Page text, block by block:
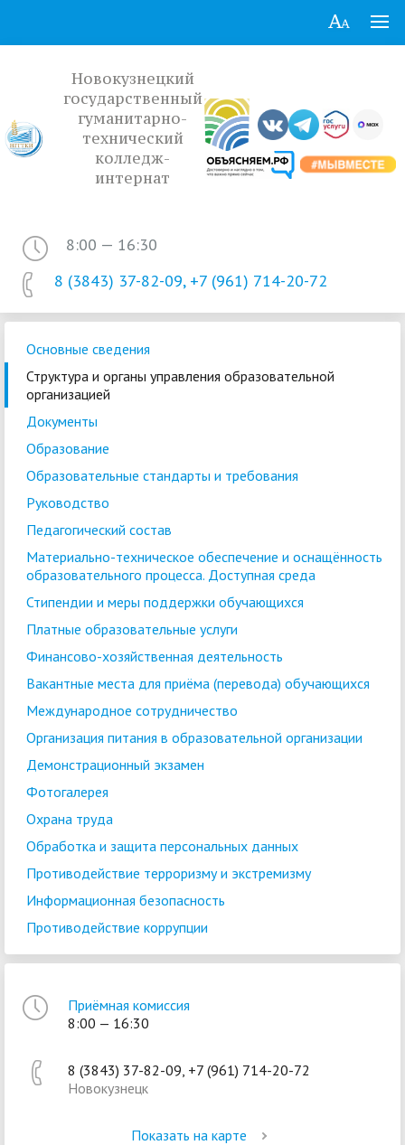
Новокузнецкий
государственный
гуманитарно-
технический
колледж-
интернат
8:00 — 16:30
8 (3843) 37-82-09, +7 (961) 714-20-72
Основные сведения
Структура и органы управления образовательной
организацией
Документы
Образование
Образовательные стандарты и требования
Руководство
Педагогический состав
Материально-техническое обеспечение и оснащённость
образовательного процесса. Доступная среда
Стипендии и меры поддержки обучающихся
Платные образовательные услуги
Финансово-хозяйственная деятельность
Вакантные места для приёма (перевода) обучающихся
Международное сотрудничество
Организация питания в образовательной организации
Демонстрационный экзамен
Фотогалерея
Охрана труда
Обработка и защита персональных данных
Противодействие терроризму и экстремизму
Информационная безопасность
Противодействие коррупции
Приёмная комиссия
8:00 — 16:30
8 (3843) 37-82-09, +7 (961) 714-20-72
Новокузнецк
Показать на карте